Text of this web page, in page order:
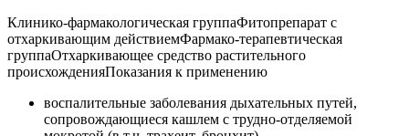
Клинико-фармакологическая группаФитопрепарат с
отхаркивающим действиемФармако-терапевтическая
группаОтхаркивающее средство растительного
происхожденияПоказания к применению
воспалительные заболевания дыхательных путей,
сопровождающиеся кашлем с трудно-отделяемой